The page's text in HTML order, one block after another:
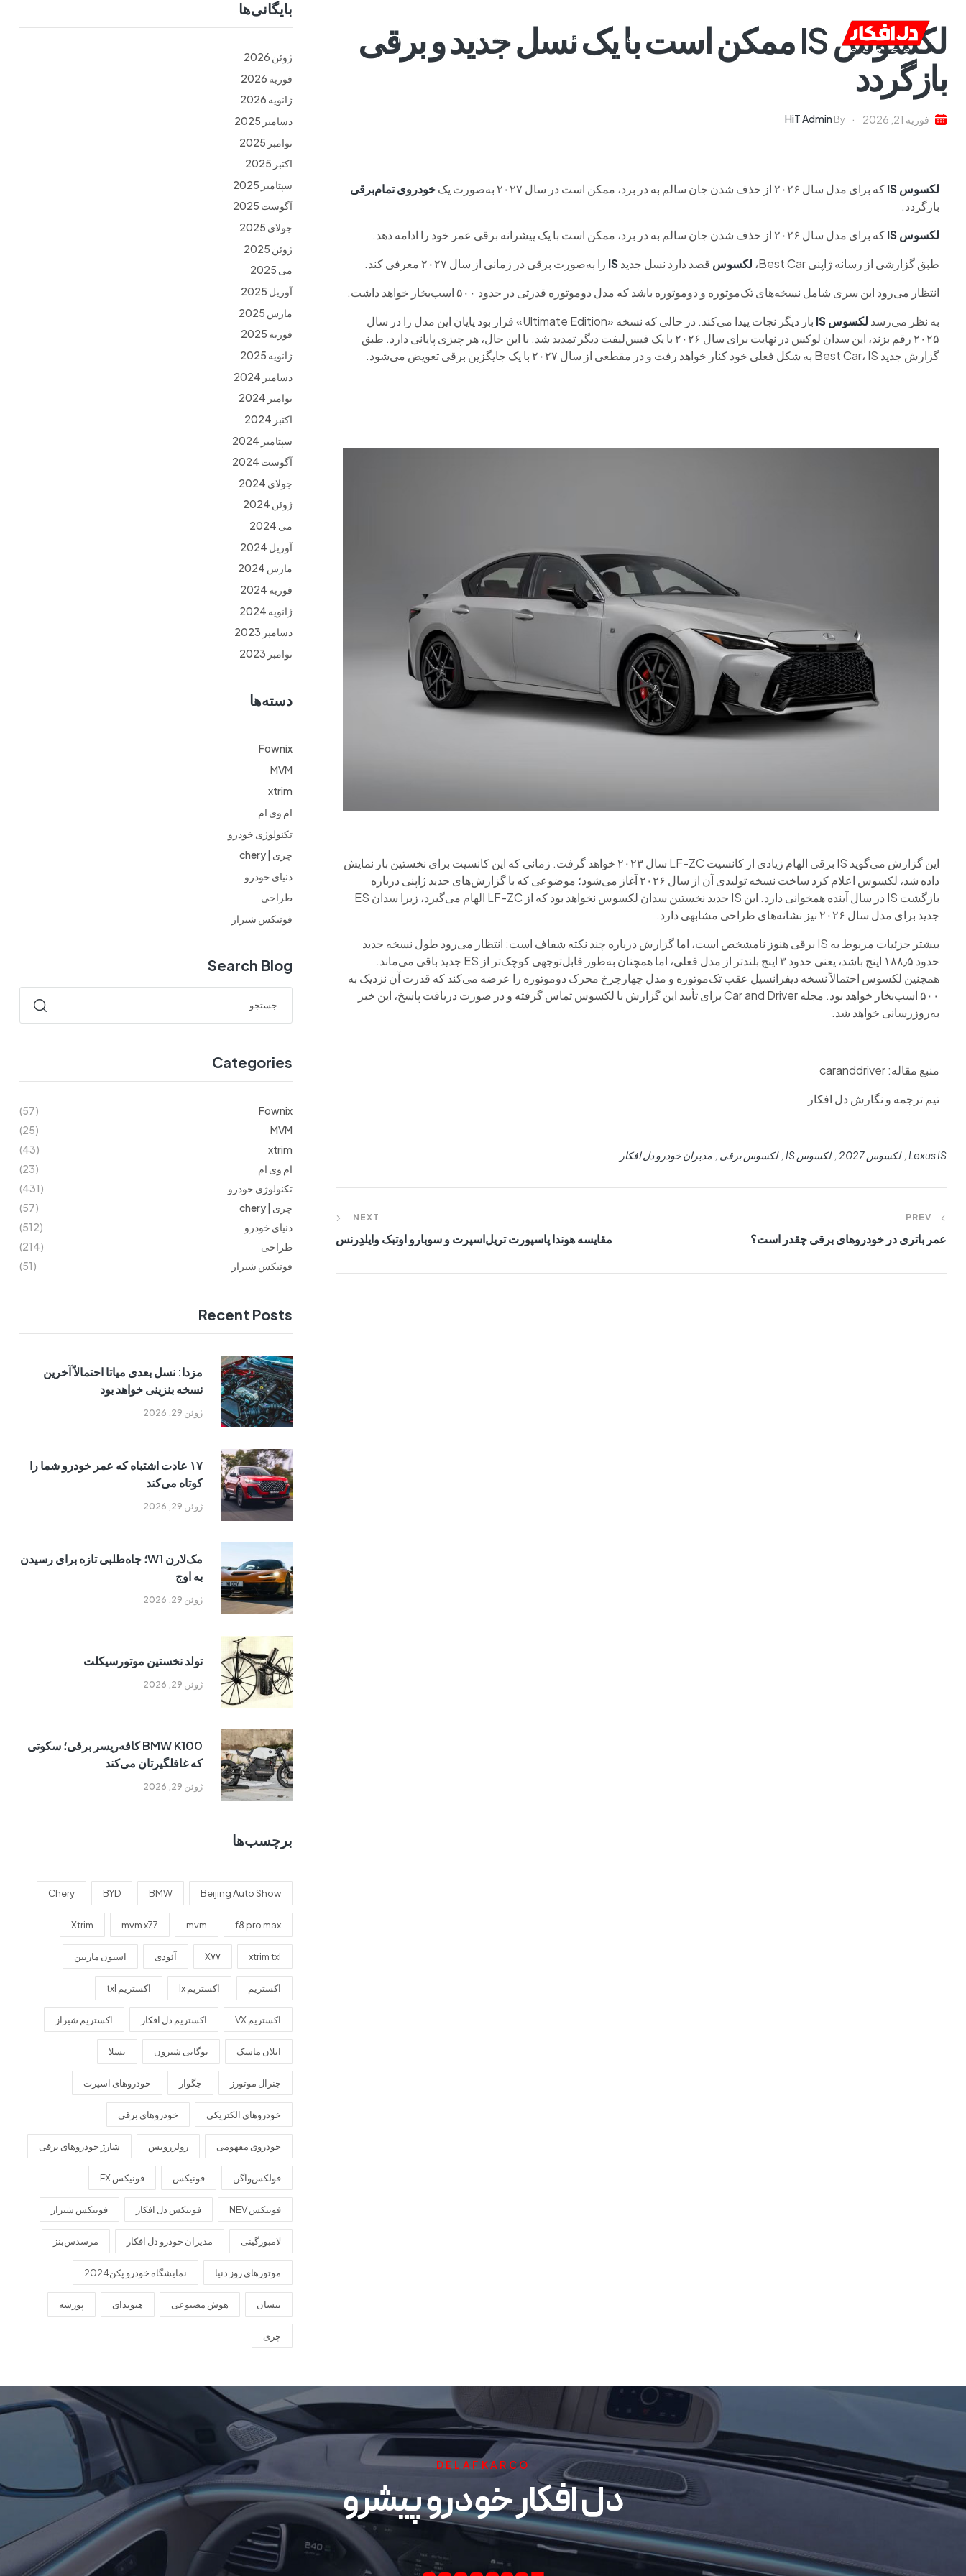
ام وی ام فونیکس فونیکس NEV اکستریم
لکسوس IS ممکن است با یک نسل جدید و برقی
بازگردد
فوریه 21, 2026 By
HiT Admin
لکسوس IS که برای مدل سال ۲۰۲۶ از حذف شدن جان سالم به در برد، ممکن است در سال ۲۰۲۷ به‌صورت یک
خودروی تمام‌برقی
بازگردد.
لکسوس IS
که برای مدل سال ۲۰۲۶ از حذف شدن جان سالم به در برد، ممکن است با یک پیشرانه برقی عمر خود را ادامه دهد.
طبق گزارشی از رسانه ژاپنی Best Car،
لکسوس قصد دارد نسل جدیدIS را به‌صورت برقی در زمانی از سال ۲۰۲۷ معرفی کند.
انتظار می‌رود این سری شامل نسخه‌های تک‌موتوره و دوموتوره باشد که مدل دوموتوره قدرتی در حدود ۵۰۰ اسب‌بخار خواهد داشت.
به نظر می‌رسد لکسوسIS
بار دیگر نجات پیدا می‌کند. در حالی که نسخه «Ultimate Edition» قرار بود پایان این مدل را در سال
۲۰۲۵ رقم بزند، این سدان لوکس در نهایت برای سال ۲۰۲۶ با یک فیس‌لیفت دیگر تمدید شد. با این حال، هر چیزی پایانی دارد. طبق
گزارش جدید Best Car، IS به شکل فعلی خود کنار خواهد رفت و در مقطعی از سال ۲۰۲۷ با یک جایگزین برقی تعویض می‌شود.
این گزارش می‌گوید IS برقی الهام زیادی از کانسپت LF-ZC سال ۲۰۲۳ خواهد گرفت. زمانی که این کانسپت برای نخستین بار نمایش
داده شد، لکسوس اعلام کرد ساخت نسخه تولیدی آن از سال ۲۰۲۶ آغاز می‌شود؛ موضوعی که با گزارش‌های جدید ژاپنی درباره
بازگشت IS در سال آینده همخوانی دارد. این IS جدید نخستین سدان لکسوس نخواهد بود که از LF-ZC الهام می‌گیرد، زیرا سدان ES
جدید برای مدل سال ۲۰۲۶ نیز نشانه‌های طراحی مشابهی دارد.
بیشتر جزئیات مربوط به IS برقی هنوز نامشخص است، اما گزارش درباره چند نکته شفاف است: انتظار می‌رود طول نسخه جدید
حدود ۱۸۸٫۵ اینچ باشد، یعنی حدود ۳ اینچ بلندتر از مدل فعلی، اما همچنان به‌طور قابل‌توجهی کوچک‌تر از ES جدید باقی می‌ماند.
همچنین لکسوس احتمالاً نسخه دیفرانسیل عقب تک‌موتوره و مدل چهارچرخ محرک دوموتوره را عرضه می‌کند که قدرت آن نزدیک به
۵۰۰ اسب‌بخار خواهد بود. مجله Car and Driver برای تأیید این گزارش با لکسوس تماس گرفته و در صورت دریافت پاسخ، این خبر
به‌روزرسانی خواهد شد.
منبع مقاله: caranddriver
تیم ترجمه و نگارش دل افکار
Lexus IS لکسوس 2027 لکسوس IS لکسوس برقی مدیران خودرو دل افکار
PREV
عمر باتری در خودروهای برقی چقدر است؟
NEXT
مقایسه هوندا پاسپورت تریل‌اسپرت و سوبارو اوتبک وایلدِرنس
بایگانی‌ها
ژوئن 2026
فوریه 2026
ژانویه 2026
دسامبر 2025
نوامبر 2025
اکتبر 2025
سپتامبر 2025
آگوست 2025
جولای 2025
ژوئن 2025
می 2025
آوریل 2025
مارس 2025
فوریه 2025
ژانویه 2025
دسامبر 2024
نوامبر 2024
اکتبر 2024
سپتامبر 2024
آگوست 2024
جولای 2024
ژوئن 2024
می 2024
آوریل 2024
مارس 2024
فوریه 2024
ژانویه 2024
دسامبر 2023
نوامبر 2023
دسته‌ها
Fownix
MVM
xtrim
ام وی ام
تکنولوژی خودرو
چری | chery
دنیای خودرو
طراحی
فونیکس شیراز
Search Blog
Categories
Fownix
(57)
MVM
(25)
xtrim
(43)
ام وی ام
(23)
تکنولوژی خودرو
(431)
چری | chery
(57)
دنیای خودرو
(512)
طراحی
(214)
فونیکس شیراز
(51)
Recent Posts
ژوئن 29, 2026
مزدا: نسل بعدی میاتا احتمالاً آخرین
نسخه بنزینی خواهد بود
ژوئن 29, 2026
۱۷ عادت اشتباه که عمر خودرو شما را
کوتاه می‌کند
ژوئن 29, 2026
مک‌لارن W1؛ جاه‌طلبی تازه برای رسیدن
به اوج
ژوئن 29, 2026
تولد نخستین موتورسیکلت
ژوئن 29, 2026
BMW K100 کافه‌ریسر برقی؛ سکوتی
که غافلگیرتان می‌کند
برچسب‌ها
Beijing Auto Show
BMW
BYD
Chery
f8 pro max
mvm
mvm x77
Xtrim
xtrim txl X۷۷ آئودی استون مارتین
اکستریم اکستریم lx اکستریم txl
اکستریم VX اکستریم دل افکار اکستریم شیراز
ایلان ماسک بوگاتی شیرون تسلا
جنرال موتورز جگوار خودروهای اسپرت
خودروهای الکتریکی خودروهای برقی
خودروی مفهومی رولزرویس شارژ خودروهای برقی
فولکس‌واگن فونیکس فونیکس FX
فونیکس NEV فونیکس دل افکار فونیکس شیراز
لامبورگینی مدیران خودرو دل افکار مرسدس‌بنز
موتورهای روز دنیا نمایشگاه خودرو پکن2024
نیسان هوش مصنوعی هیوندای پورشه
چری
DELAFKARCO
دل افکار خودرو پیشرو